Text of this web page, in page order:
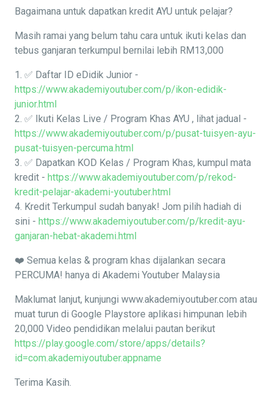
Bagaimana untuk dapatkan kredit AYU untuk pelajar?
Masih ramai yang belum tahu cara untuk ikuti kelas dan
tebus ganjaran terkumpul bernilai lebih RM13,000
1. ✅ Daftar ID eDidik Junior -
https://www.akademiyoutuber.com/p/ikon-edidik-
junior.html
2. ✅ Ikuti Kelas Live / Program Khas AYU , lihat jadual -
https://www.akademiyoutuber.com/p/pusat-tuisyen-ayu-
pusat-tuisyen-percuma.html
3. ✅ Dapatkan KOD Kelas / Program Khas, kumpul mata
kredit - https://www.akademiyoutuber.com/p/rekod-
kredit-pelajar-akademi-youtuber.html
4. Kredit Terkumpul sudah banyak! Jom pilih hadiah di
sini - https://www.akademiyoutuber.com/p/kredit-ayu-
ganjaran-hebat-akademi.html
❤️ Semua kelas & program khas dijalankan secara
PERCUMA! hanya di Akademi Youtuber Malaysia
Maklumat lanjut, kunjungi www.akademiyoutuber.com atau
muat turun di Google Playstore aplikasi himpunan lebih
20,000 Video pendidikan melalui pautan berikut
https://play.google.com/store/apps/details?
id=com.akademiyoutuber.appname
Terima Kasih.